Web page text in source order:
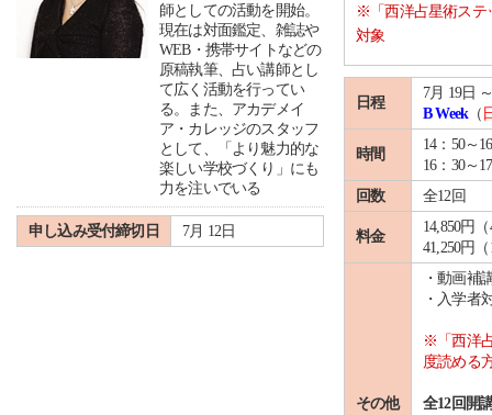
師としての活動を開始。
現在は対面鑑定、雑誌や
WEB・携帯サイトなどの
原稿執筆、占い講師とし
て広く活動を行ってい
る。また、アカデメイ
ア・カレッジのスタッフ
として、「より魅力的な
楽しい学校づくり」にも
力を注いでいる
申し込み受付締切日 7月 12日
※「西洋占星術ステ
対象
日程
7月 19日
B Week（
時間
14：50～
16：30～
回数
全12回
料金
14,850円
41,250円
その他
・動画補
・入学者
※「西洋
度読める
全12回開